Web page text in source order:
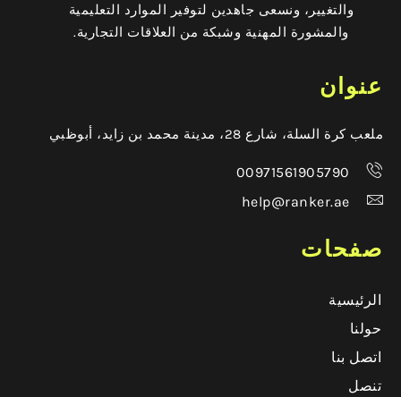
والتغيير، ونسعى جاهدين لتوفير الموارد التعليمية
والمشورة المهنية وشبكة من العلاقات التجارية.
عنوان
ملعب كرة السلة، شارع 28، مدينة محمد بن زايد، أبوظبي
00971561905790
help@ranker.ae
صفحات
الرئيسية
حولنا
اتصل بنا
تنصل